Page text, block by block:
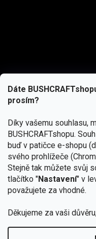
Dáte
prosím?
Díky vašemu souhlasu,
BUSHCRAFTshopu.
buď v patičce e-shopu
svého prohlížeče
Stejně tak můžete svůj
tlačítko "Nastavení" v
považujete za vhodné.
Děkujeme za vaši
podmínkami ochrany